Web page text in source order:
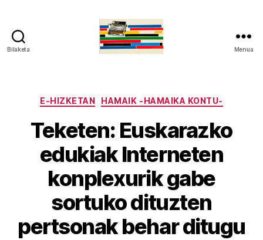
Bilaketa Menua
Kategoriak
E-HIZKETAN HAMAIK -HAMAIKA KONTU-
Teketen: Euskarazko
edukiak Interneten
konplexurik gabe
sortuko dituzten
pertsonak behar ditugu